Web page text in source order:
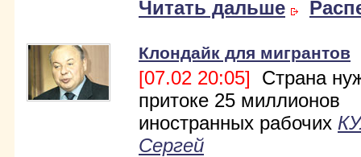
Читать дальше
Клондайк для мигрантов
[07.02 20:05] Страна
притоке 25 миллионов
иностранных рабочих
Сергей